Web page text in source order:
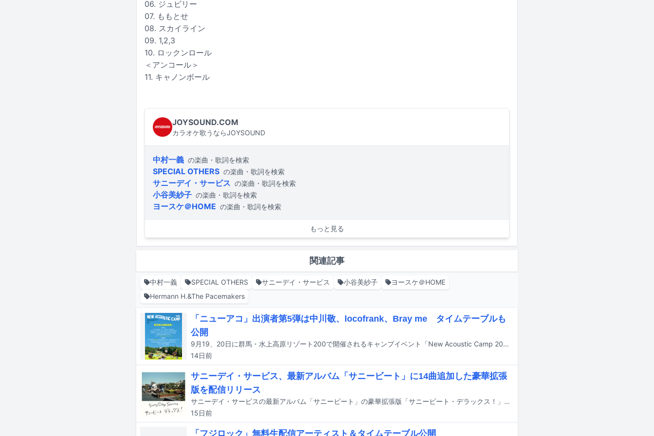
06. ジュビリー
07. ももとせ
08. スカイライン
09. 1,2,3
10. ロックンロール
＜アンコール＞
11. キャノンボール
JOYSOUND.COM
カラオケ歌うならJOYSOUND
中村一義 の楽曲・歌詞を検索
SPECIAL OTHERS の楽曲・歌詞を検索
サニーデイ・サービス の楽曲・歌詞を検索
小谷美紗子 の楽曲・歌詞を検索
ヨースケ＠HOME の楽曲・歌詞を検索
もっと見る
関連記事
中村一義 SPECIAL OTHERS サニーデイ・サービス 小谷美紗子
ヨースケ＠HOME
Hermann H.&The Pacemakers
「ニューアコ」出演者第5弾は中川敬、locofrank、Bray me タイムテーブルも
公開
9月19、20日に群馬・水上高原リゾート200で開催されるキャンプイベント「New Acoustic Camp 2026 ～わらう、うたう、たべる、ねっころがる。～」の第5弾出演アーティストが発表された。
14日前
サニーデイ・サービス、最新アルバム「サニービート」に14曲追加した豪華拡張
版を配信リリース
サニーデイ・サービスの最新アルバム「サニービート」の豪華拡張版「サニービート・デラックス！」が7月30日に配信リリースされる。
15日前
「フジロック」無料生配信アーティスト＆タイムテーブル公開